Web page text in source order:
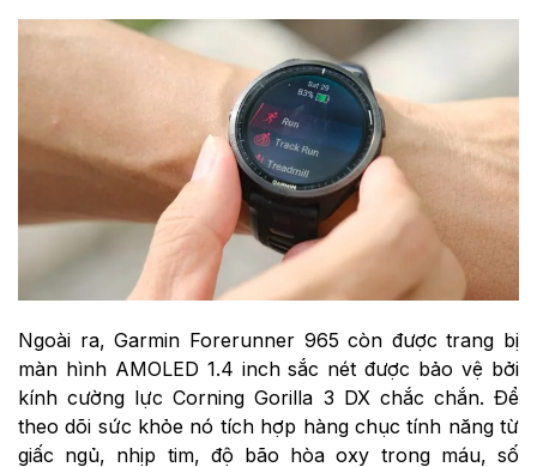
Ngoài ra, Garmin Forerunner 965 còn được trang bị
màn hình AMOLED 1.4 inch sắc nét được bảo vệ bởi
kính cường lực Corning Gorilla 3 DX chắc chắn. Để
theo dõi sức khỏe nó tích hợp hàng chục tính năng từ
giấc ngủ, nhịp tim, độ bão hòa oxy trong máu, số